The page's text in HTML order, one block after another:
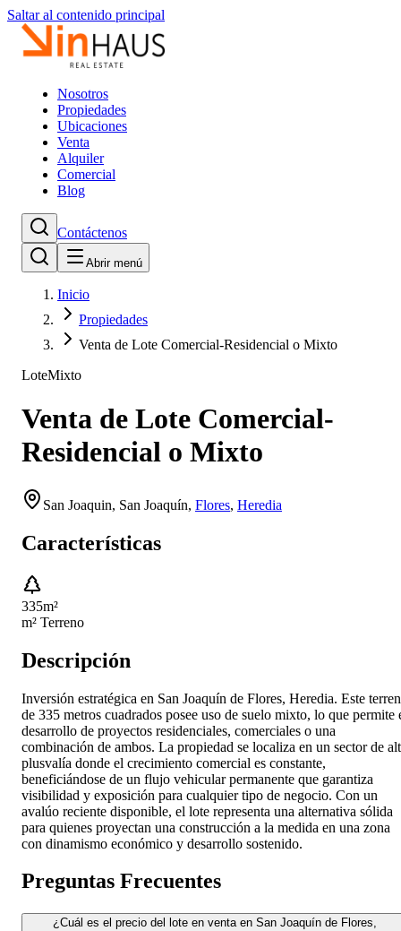
Saltar al contenido principal
Nosotros
Propiedades
Ubicaciones
Venta
Alquiler
Comercial
Blog
Contáctenos
Abrir menú
Inicio
Propiedades
Venta de Lote Comercial-Residencial o Mixto
LoteMixto
Venta de Lote Comercial-
Residencial o Mixto
San Joaquin, San Joaquín, Flores, Heredia
Características
335m²
m² Terreno
Descripción
Inversión estratégica en San Joaquín de Flores, Heredia. Este
de 335 metros cuadrados posee uso de suelo mixto, lo que permite
desarrollo de proyectos residenciales, comerciales o una
combinación de ambos. La propiedad se localiza en un sector de
plusvalía donde el crecimiento comercial es constante,
beneficiándose de un flujo vehicular permanente que garantiza
visibilidad y exposición para cualquier tipo de negocio. Con un
avalúo reciente disponible, el lote representa una alternativa sólida
para quienes proyectan una construcción a la medida en una zona
con dinamismo económico y desarrollo sostenido.
Preguntas Frecuentes
¿Cuál es el precio del lote en venta en San Joaquín de Flores,